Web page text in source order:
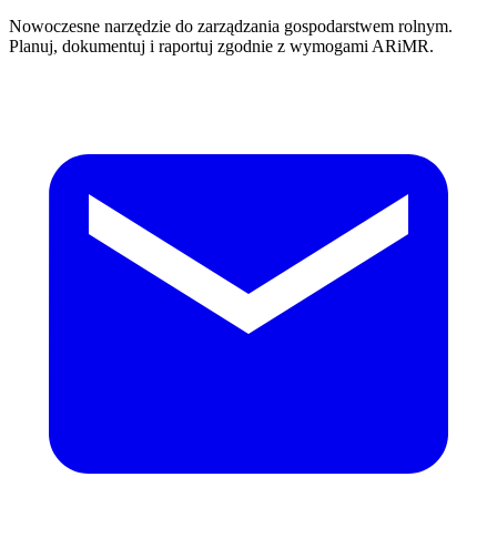
Nowoczesne narzędzie do zarządzania gospodarstwem rolnym.
Planuj, dokumentuj i raportuj zgodnie z wymogami ARiMR.